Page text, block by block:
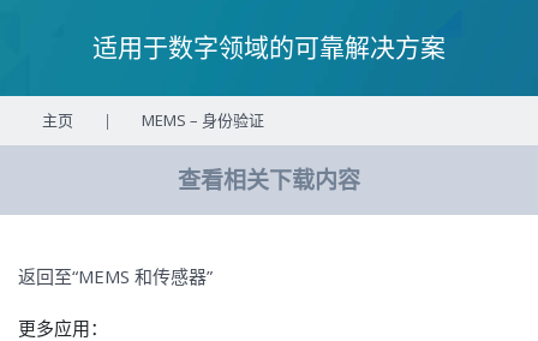
适用于数字领域的可靠解决方案
主页 | MEMS – 身份验证
查看相关下载内容
返回至“MEMS 和传感器”
更多应用：